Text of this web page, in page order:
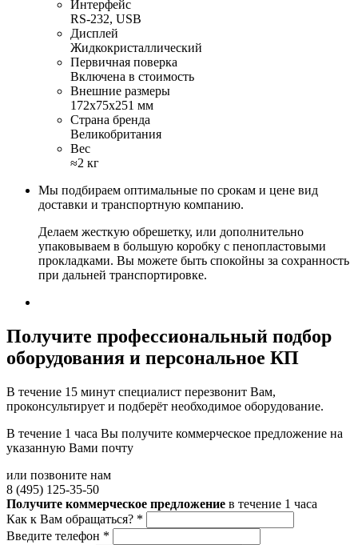
Интерфейс
RS-232, USB
Дисплей
Жидкокристаллический
Первичная поверка
Включена в стоимость
Внешние размеры
172х75х251 мм
Страна бренда
Великобритания
Вес
≈2 кг
Мы подбираем оптимальные по срокам и цене вид
доставки и транспортную компанию.
Делаем жесткую обрешетку, или дополнительно
упаковываем в большую коробку с пенопластовыми
прокладками. Вы можете быть спокойны за сохранность
при дальней транспортировке.
Получите профессиональный подбор
оборудования и персональное КП
В течение 15 минут специалист перезвонит Вам,
проконсультирует и подберёт необходимое оборудование.
В течение 1 часа Вы получите коммерческое предложение на
указанную Вами почту
или позвоните нам
8 (495) 125-35-50
Получите коммерческое предложение в течение 1 часа
Как к Вам обращаться? *
Введите телефон *